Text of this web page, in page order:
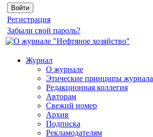
Регистрация
Забыли свой пароль?
Журнал
О журнале
Этические принципы журнала
Редакционная коллегия
Авторам
Свежий номер
Архив
Подписка
Рекламодателям